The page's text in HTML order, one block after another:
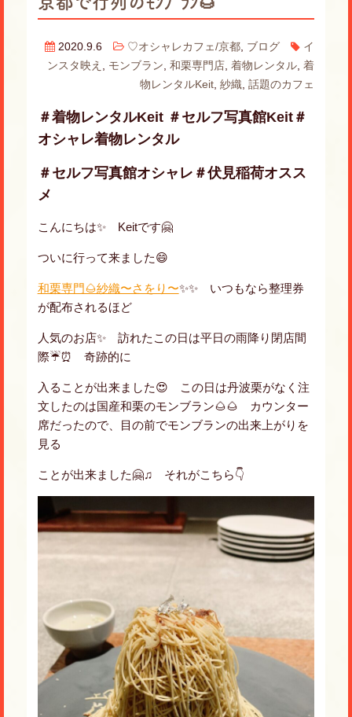
2020.9.6 ♡オシャレカフェ/京都 ブログ
イ
ンスタ映え
モンブラン ,和栗専門店 ,着物レンタル ,着
物レンタルKeit ,紗織 ,話題のカフェ
＃着物レンタルKeit ＃セルフ写真館Keit＃
オシャレ着物レンタル
＃セルフ写真館オシャレ＃伏見稲荷オスス
メ
こんにちは✨ Keitです🤗
ついに行って来ました😄
和栗専門🌰紗織〜さをり〜✨✨ いつもなら整理券
が配布されるほど
人気のお店✨ 訪れたこの日は平日の雨降り閉店間
際☔️⏰ 奇跡的に
入ることが出来ました😍 この日は丹波栗がなく注
文したのは国産和栗のモンブラン🌰🌰 カウンター
席だったので、目の前でモンブランの出来上がりを
見る
ことが出来ました🤗♫ それがこちら👇